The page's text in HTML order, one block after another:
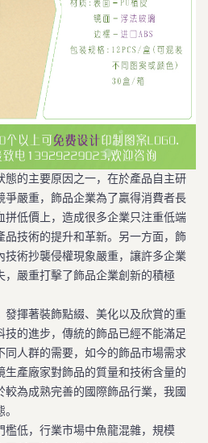
的主要原因之一，在於產品自主研
爭嚴重，飾品企業為了贏得消費者長
拼低價上，造成很多企業只注重低端
品技術的提升和革新。另一方面，飾
技術抄襲侵權現象嚴重，讓許多企業
嚴重打擊了飾品企業創新的積極
揮著裝飾點綴、美化以及欣賞的重
技的進步，傳統的飾品已經不能滿足
同人群的需要，如今的飾品市場需求
生產廠家對飾品的質量和技術含量的
為成熟完善的國際飾品行業，我國
低，行業市場中魚龍混雜，規模